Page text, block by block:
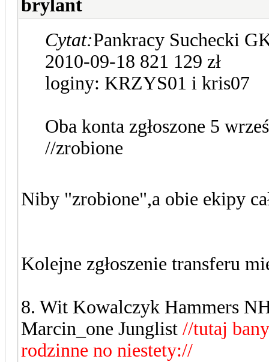
brylant
Cytat:Pankracy Suchecki
2010-09-18 821 129 zł
loginy: KRZYS01 i kris07
Oba konta zgłoszone 5
//zrobione
Niby "zrobione",a obie ekipy
Kolejne zgłoszenie transferu
8. Wit Kowalczyk Hammers
Marcin_one Junglist //tutaj
rodzinne no niestety://